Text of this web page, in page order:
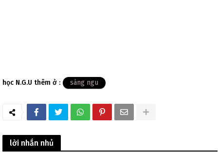
học N.G.U thêm ở : sàng ngu
lời nhắn nhủ